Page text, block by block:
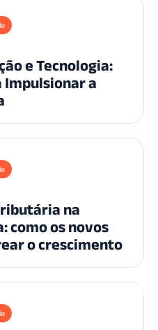
e Tecnologia:
Impulsionar a
na
como os novos
o crescimento